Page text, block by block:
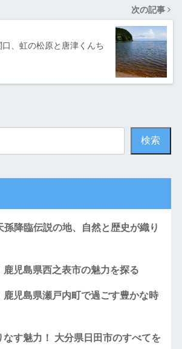
次の記事
、虹の松原と唐津くんち
検索
孫降臨伝説の地、自然と歴史が織り
鹿児島県西之表市の魅力を探る
鹿児島県瀬戸内町で過ごす豊かな時
なす魅力！ 大分県日田市のすべてを